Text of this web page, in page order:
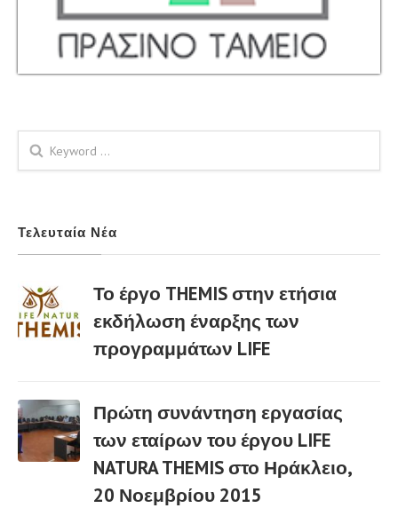
Φόρμα αναζήτησης
Τελευταία Νέα
Το έργο THEMIS στην ετήσια
εκδήλωση έναρξης των
προγραμμάτων LIFE
Πρώτη συνάντηση εργασίας
των εταίρων του έργου LIFE
NATURA THEMIS στο Ηράκλειο,
20 Νοεμβρίου 2015